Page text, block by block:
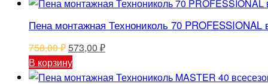
составляла529,00 ₽.
Пена монтажная Технониколь 70
758,00₽Первоначальная
цена
составляла
573,00 ₽Текущая
573,00 ₽.
В корзину